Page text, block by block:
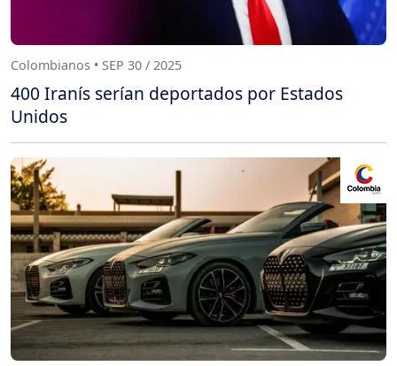
Colombianos • SEP 30 / 2025
400 Iranís serían deportados por Estados
Unidos